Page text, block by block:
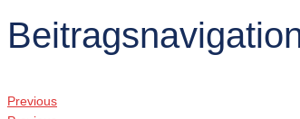
Previous